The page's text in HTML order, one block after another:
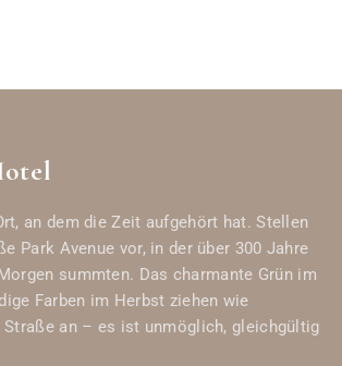
an dem die Zeit aufgehört hat. Stellen
Park Avenue vor, in der über 300 Jahre
summten. Das charmante Grün im
Farben im Herbst ziehen wie
Straße an – es ist unmöglich, gleichgültig